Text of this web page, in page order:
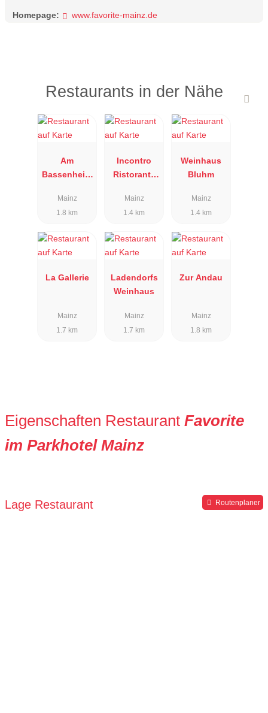
Homepage: www.favorite-mainz.de
Restaurants in der Nähe
Am
Bassenheim
Mainz
1.8 km
Incontro
Ristorante
Mainz
1.4 km
Weinhaus
Bluhm
Mainz
1.4 km
La Gallerie
Mainz
1.7 km
Ladendorfs
Weinhaus
Mainz
1.7 km
Zur Andau
Mainz
1.8 km
Eigenschaften Restaurant Favorite
im Parkhotel Mainz
Lage Restaurant Routenplaner